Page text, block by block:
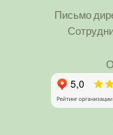
Письмо